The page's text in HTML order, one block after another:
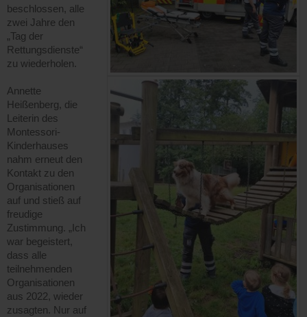
beschlossen, alle
zwei Jahre den
„Tag der
Rettungsdienste“
zu wiederholen.
Annette
Heißenberg, die
Leiterin des
Montessori-
Kinderhauses
nahm erneut den
Kontakt zu den
Organisationen
auf und stieß auf
freudige
Zustimmung. „Ich
war begeistert,
dass alle
teilnehmenden
Organisationen
aus 2022, wieder
zusagten. Nur auf